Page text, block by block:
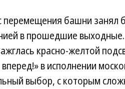
перемещения башни занял
в прошедшие
красно-желтой
в исполнении
выбор, с которым